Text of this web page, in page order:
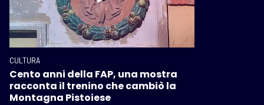
CULTURA
Cento anni della FAP, una mostra
racconta il trenino che cambiò la
Montagna Pistoiese